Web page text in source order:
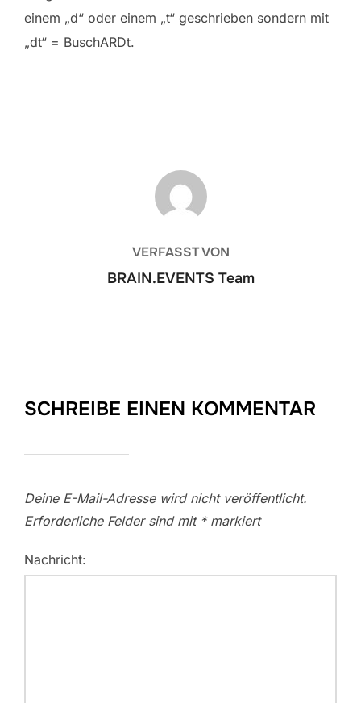
einem „d“ oder einem „t“ geschrieben sondern mit
„dt“ = BuschARDt.
BEITRAGSAUTOR
VERFASST VON
BRAIN.EVENTS Team
SCHREIBE EINEN KOMMENTAR
Deine E-Mail-Adresse wird nicht veröffentlicht.
Erforderliche Felder sind mit *markiert
Nachricht: